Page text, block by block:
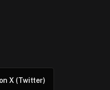
X (Twitter)